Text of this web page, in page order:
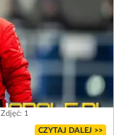
Zdjęć: 1
CZYTAJ DALEJ >>